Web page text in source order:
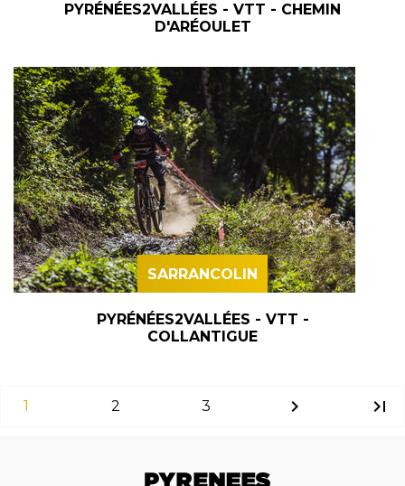
PYRÉNÉES2VALLÉES - VTT - CHEMIN
D'ARÉOULET
SARRANCOLIN
PYRÉNÉES2VALLÉES - VTT -
COLLANTIGUE
1 2 3 chevron_right last_page